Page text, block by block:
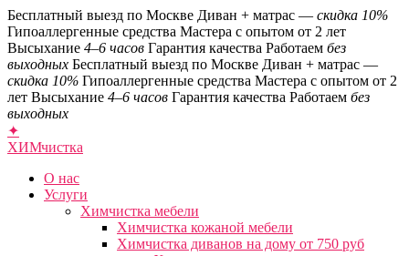
Бесплатный выезд по Москве Диван + матрас — скидка 10%
Гипоаллергенные средства Мастера с опытом от 2 лет
Высыхание 4–6 часов Гарантия качества Работаем без
выходных Бесплатный выезд по Москве Диван + матрас —
скидка 10% Гипоаллергенные средства Мастера с опытом от 2
лет Высыхание 4–6 часов Гарантия качества Работаем без
выходных
✦
ХИМчистка
О нас
Услуги
Химчистка мебели
Химчистка кожаной мебели
Химчистка диванов на дому от 750 руб